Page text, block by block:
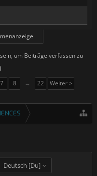
um Beiträge verfassen zu
7 8 → 22 Weiter >
Deutsch [Du]